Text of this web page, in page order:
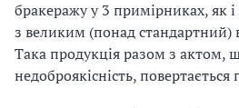
бракеражу у 3 примірниках, як
з великим (понад стандартний)
Така продукція разом з актом,
недоброякісність,